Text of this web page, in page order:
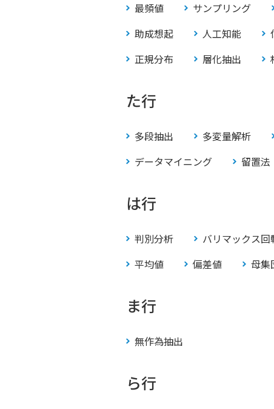
最頻値 サンプリング
助成想起
人工知能
正規分布
層化抽出
た行
多段抽出 多変量解析
データマイニング
留置法
は行
判別分析 バリマックス回
平均値
偏差値 母集
ま行
無作為抽出
ら行